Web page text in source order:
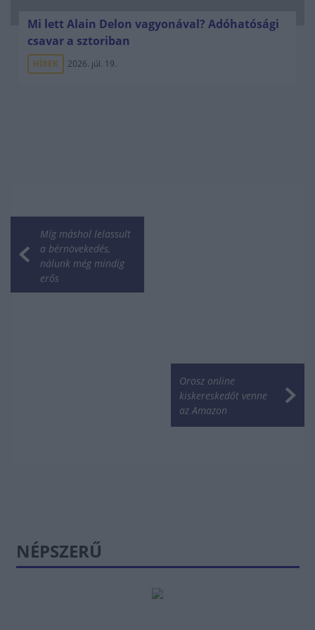
Mi lett Alain Delon vagyonával? Adóhatósági
csavar a sztoriban
HÍREK 2026. júl. 19.
Míg máshol lelassult
a bérnövekedés,
nálunk még mindig
erős
Orosz online
kiskereskedőt venne
az Amazon
NÉPSZERŰ